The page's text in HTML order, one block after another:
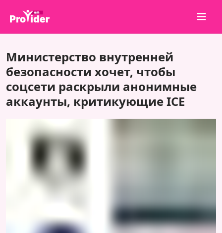
О нас
Войти
Регистрация
Министерство внутренней
безопасности хочет, чтобы
соцсети раскрыли анонимные
аккаунты, критикующие ICE